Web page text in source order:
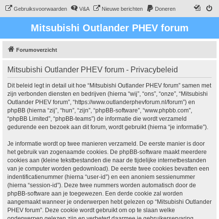
Gebruiksvoorwaarden V&A Nieuwe berichten Doneren
Mitsubishi Outlander PHEV forum
Forumoverzicht
Mitsubishi Outlander PHEV forum - Privacybeleid
Dit beleid legt in detail uit hoe “Mitsubishi Outlander PHEV forum” samen met
zijn verbonden diensten en bedrijven (hierna “wij”, “ons”, “onze”, “Mitsubishi
Outlander PHEV forum”, “https://www.outlanderphevforum.nl/forum”) en
phpBB (hierna “zij”, “hun”, “zijn”, “phpBB-software”, “www.phpbb.com”,
“phpBB Limited”, “phpBB-teams”) de informatie die wordt verzameld
gedurende een bezoek aan dit forum, wordt gebruikt (hierna “je informatie”).
Je informatie wordt op twee manieren verzameld. De eerste manier is door
het gebruik van zogenaamde cookies. De phpBB-software maakt meerdere
cookies aan (kleine tekstbestanden die naar de tijdelijke internetbestanden
van je computer worden gedownload). De eerste twee cookies bevatten een
indentificatienummer (hierna “user-id”) en een anoniem sessienummer
(hierna “session-id”). Deze twee nummers worden automatisch door de
phpBB-software aan je toegewezen. Een derde cookie zal worden
aangemaakt wanneer je onderwerpen hebt gelezen op “Mitsubishi Outlander
PHEV forum”. Deze cookie wordt gebruikt om op te slaan welke